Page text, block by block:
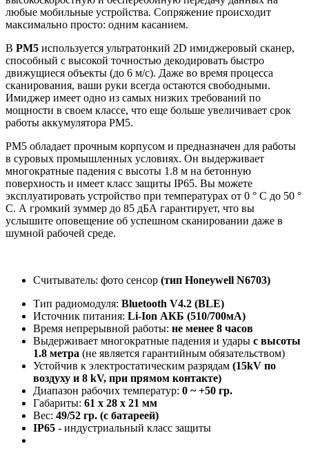
любые мобильные устройства. Сопряжение происходит
максимально просто: одним касанием.
В РМ5 используется ультратонкий 2D имиджеровый сканер,
способный с высокой точностью декодировать быстро
движущиеся объекты (до 6 м/с). Даже во время процесса
сканирования, ваши руки всегда остаются свободными.
Имиджер имеет одно из самых низких требований по
мощности в своем классе, что еще больше увеличивает срок
работы аккумулятора PM5.
PM5 обладает прочным корпусом и предназначен для работы
в суровых промышленных условиях. Он выдерживает
многократные падения с высоты 1.8 м на бетонную
поверхность и имеет класс защиты IP65. Вы можете
эксплуатировать устройство при температурах от 0 ° C до 50 °
C. А громкий зуммер до 85 дБА гарантирует, что вы
услышите оповещение об успешном сканировании даже в
шумной рабочей среде.
Считыватель: фото сенсор (тип Honeywell N6703)
Тип радиомодуля: Bluetooth V4.2 (BLE)
Источник питания: Li-Ion АКБ (510/700мА)
Время непрерывной работы: не менее 8 часов
Выдерживает многократные падения и удары с высоты
1.8 метра (не является гарантийным обязательством)
Устойчив к электростатическим разрядам (15kV по
воздуху и 8 kV, при прямом контакте)
Диапазон рабочих температур: 0 ~ +50 гр.
Габариты: 61 x 28 x 21 мм
Вес: 49/52 гр. (с батареей)
IP65 - индустриальный класс защиты